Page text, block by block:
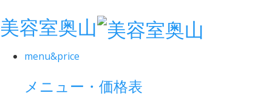
美容室奥山
menu&price
メニュー・価格表